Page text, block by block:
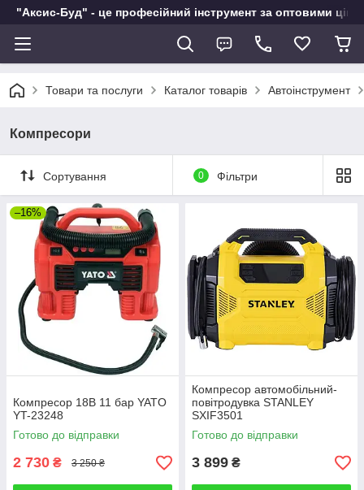
"Аксис-Буд" - це професійний інструмент за оптовими
Товари та послуги Каталог товарів Автоінструмент
Компресори
Сортування 0 Фільтри
–16%
Компресор 18В 11 бар YATO
YT-23248
Готово до відправки
2 730 ₴ 3 250 ₴
Компресор автомобільний-
повітродувка STANLEY
SXIF3501
Готово до відправки
3 899 ₴